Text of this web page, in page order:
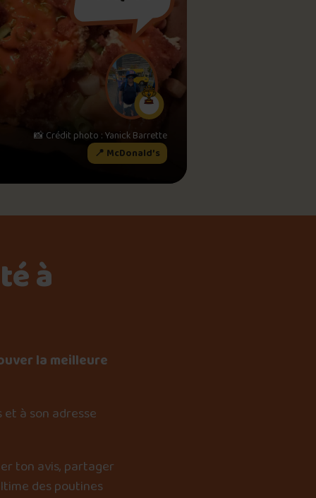
📸 Crédit photo : Yanick Barrette
📍 McDonald’s
à
la meilleure
à son adresse
ton avis, partager
des poutines